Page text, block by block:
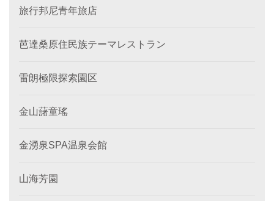
旅行邦尼青年旅店
芭達桑原住民族テーマレストラン
雷朗極限探索園区
金山藷童瑤
金湧泉SPA温泉会館
山海芳園